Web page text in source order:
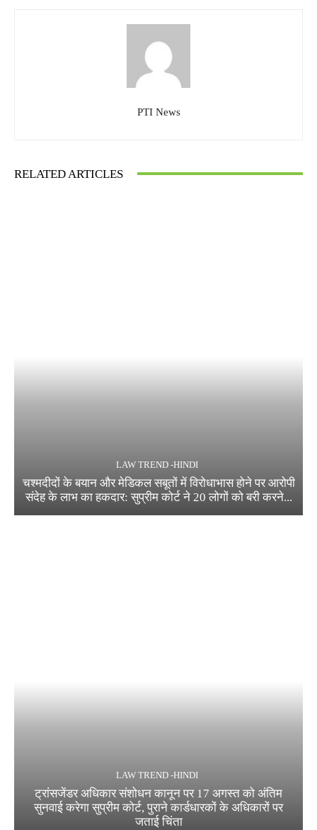
PTI News
RELATED ARTICLES
LAW TREND -HINDI
चश्मदीदों के बयान और मेडिकल सबूतों में विरोधाभास होने पर आरोपी
संदेह के लाभ का हकदार: सुप्रीम कोर्ट ने 20 लोगों को बरी करने...
LAW TREND -HINDI
ट्रांसजेंडर अधिकार संशोधन कानून पर 17 अगस्त को अंतिम
सुनवाई करेगा सुप्रीम कोर्ट, पुराने कार्डधारकों के अधिकारों पर
जताई चिंता